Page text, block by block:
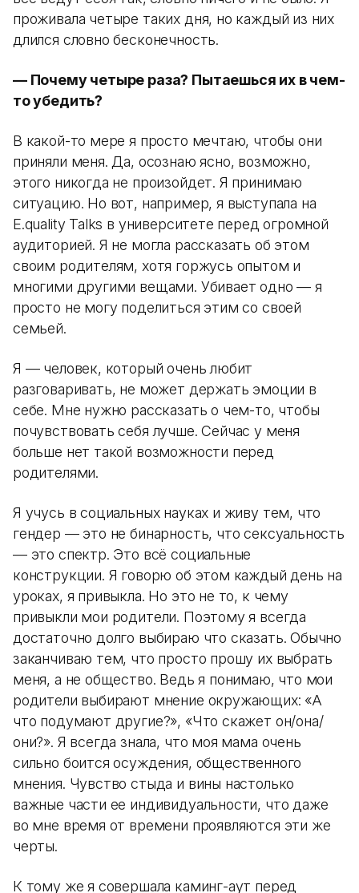
проживала четыре таких дня, но каждый из них
длился словно бесконечность.
— Почему четыре раза? Пытаешься их в чем-
то убедить?
В какой-то мере я просто мечтаю, чтобы они
приняли меня. Да, осознаю ясно, возможно,
этого никогда не произойдет. Я принимаю
ситуацию. Но вот, например, я выступала на
E.quality Talks в университете перед огромной
аудиторией. Я не могла рассказать об этом
своим родителям, хотя горжусь опытом и
многими другими вещами. Убивает одно — я
просто не могу поделиться этим со своей
семьей.
Я — человек, который очень любит
разговаривать, не может держать эмоции в
себе. Мне нужно рассказать о чем-то, чтобы
почувствовать себя лучше. Сейчас у меня
больше нет такой возможности перед
родителями.
Я учусь в социальных науках и живу тем, что
гендер — это не бинарность, что сексуальность
— это спектр. Это всё социальные
конструкции. Я говорю об этом каждый день на
уроках, я привыкла. Но это не то, к чему
привыкли мои родители. Поэтому я всегда
достаточно долго выбираю что сказать. Обычно
заканчиваю тем, что просто прошу их выбрать
меня, а не общество. Ведь я понимаю, что мои
родители выбирают мнение окружающих: «А
что подумают другие?», «Что скажет он/она/
они?». Я всегда знала, что моя мама очень
сильно боится осуждения, общественного
мнения. Чувство стыда и вины настолько
важные части ее индивидуальности, что даже
во мне время от времени проявляются эти же
черты.
К тому же я совершала каминг-аут перед